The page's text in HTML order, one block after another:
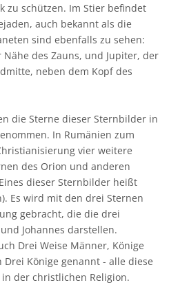
zu schützen. Im Stier befindet
auch bekannt als die
sind ebenfalls zu sehen:
des Zauns, und Jupiter, der
neben dem Kopf des
die Sterne dieser Sternbilder in
In Rumänien zum
vier weitere
des Orion und anderen
dieser Sternbilder heißt
Es wird mit den drei Sternen
gebracht, die die drei
Johannes darstellen.
Drei Weise Männer, Könige
Könige genannt - alle diese
der christlichen Religion.